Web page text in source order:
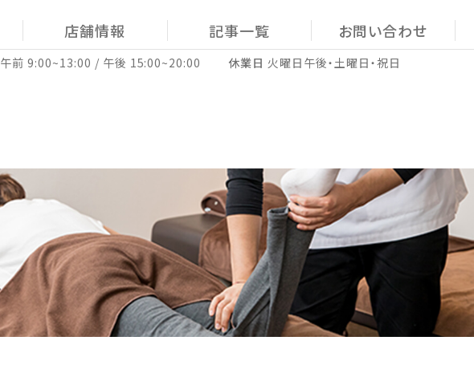
店舗情報 記事一覧 お問い合わせ
午前 9:00~13:00 / 午後 15:00~20:00 休業日 火曜日午後・土曜日・祝日